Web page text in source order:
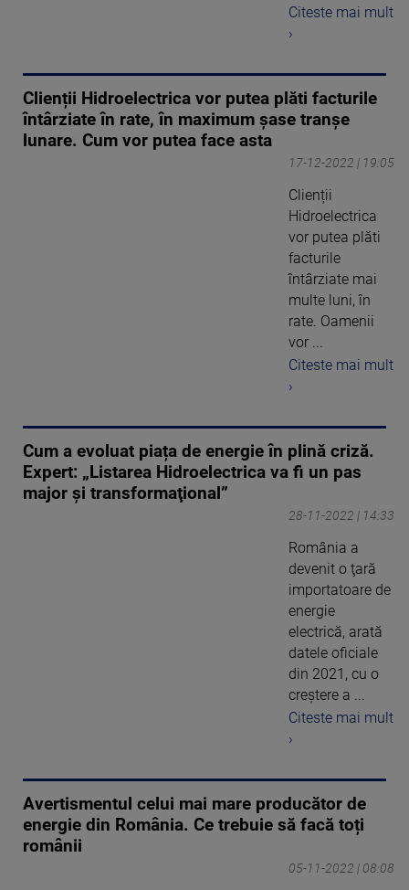
Citeste mai mult
›
Clienții Hidroelectrica vor putea plăti facturile
întârziate în rate, în maximum șase tranșe
lunare. Cum vor putea face asta
17-12-2022 | 19:05
Clienții
Hidroelectrica
vor putea plăti
facturile
întârziate mai
multe luni, în
rate. Oamenii
vor ...
Citeste mai mult
›
Cum a evoluat piața de energie în plină criză.
Expert: „Listarea Hidroelectrica va fi un pas
major şi transformaţional”
28-11-2022 | 14:33
România a
devenit o ţară
importatoare de
energie
electrică, arată
datele oficiale
din 2021, cu o
creştere a ...
Citeste mai mult
›
Avertismentul celui mai mare producător de
energie din România. Ce trebuie să facă toți
românii
05-11-2022 | 08:08